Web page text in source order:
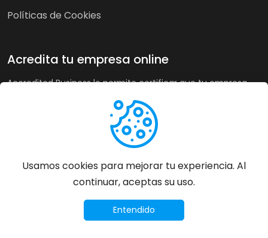
Políticas de Cookies
Acredita tu empresa online
Accredited Business le permite certificar que tu empresa
calidad. A su vez, en tiendas online puede recoger la opinión
de sus clientes de forma imparcial y acreditar su buen
servicio a los clientes de forma automática incrementando
Más información
Accredited Business - Todos los derechos
reservados.
Usamos cookies para mejorar tu experiencia. Al
continuar, aceptas su uso.
Entendido